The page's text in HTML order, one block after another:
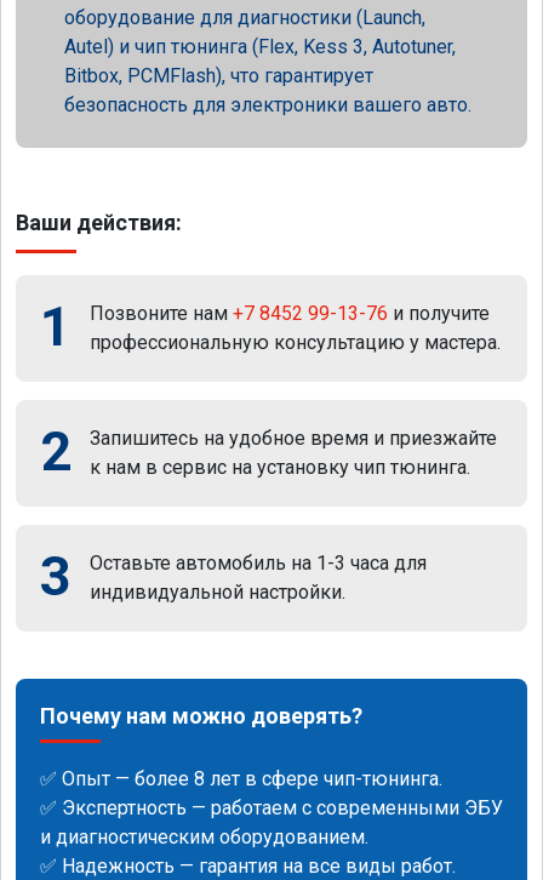
оборудование для диагностики (Launch,
Autel) и чип тюнинга (Flex, Kess 3, Autotuner,
Bitbox, PCMFlash), что гарантирует
безопасность для электроники вашего авто.
Ваши действия:
1 Позвоните нам +7 8452 99-13-76 и получите
профессиональную консультацию у мастера.
2
Запишитесь на удобное время и приезжайте
к нам в сервис на установку чип тюнинга.
3
Оставьте автомобиль на 1-3 часа для
индивидуальной настройки.
Почему нам можно доверять?
✅ Опыт — более 8 лет в сфере чип-тюнинга.
✅ Экспертность — работаем с современными ЭБУ
и диагностическим оборудованием.
✅ Надежность — гарантия на все виды работ.